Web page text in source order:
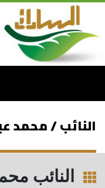
النائب / محمد
النائب